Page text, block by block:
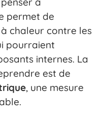
permet de
chaleur contre les
pourraient
internes. La
est de
, une mesure